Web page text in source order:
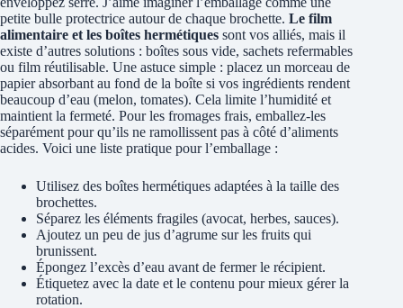
petite bulle protectrice autour de chaque brochette. Le film
alimentaire et les boîtes hermétiques sont vos alliés, mais il
existe d’autres solutions : boîtes sous vide, sachets refermables
ou film réutilisable. Une astuce simple : placez un morceau de
papier absorbant au fond de la boîte si vos ingrédients rendent
beaucoup d’eau (melon, tomates). Cela limite l’humidité et
maintient la fermeté. Pour les fromages frais, emballez-les
séparément pour qu’ils ne ramollissent pas à côté d’aliments
acides. Voici une liste pratique pour l’emballage :
Utilisez des boîtes hermétiques adaptées à la taille des
brochettes.
Séparez les éléments fragiles (avocat, herbes, sauces).
Ajoutez un peu de jus d’agrume sur les fruits qui
brunissent.
Épongez l’excès d’eau avant de fermer le récipient.
Étiquetez avec la date et le contenu pour mieux gérer la
rotation.